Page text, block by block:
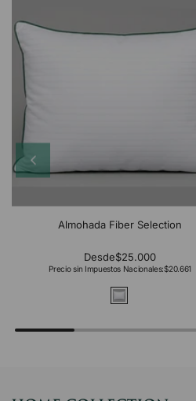
Almohada Fiber Selection
Desde$25.000
Precio sin Impuestos Nacionales:$20.661